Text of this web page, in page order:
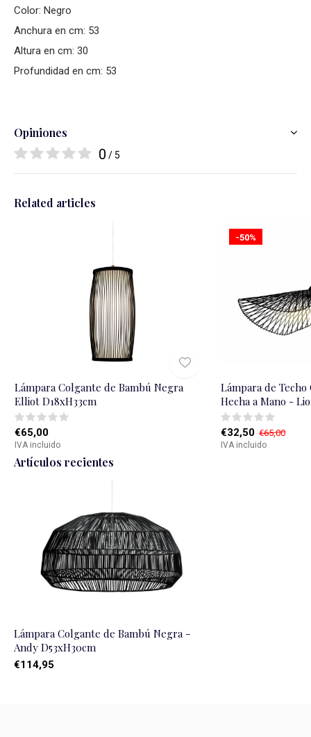
Color: Negro
Anchura en cm: 53
Altura en cm: 30
Profundidad en cm: 53
Opiniones
0 / 5
Related articles
Lámpara Colgante de Bambú Negra
Elliot D18xH33cm
€65,00
IVA incluido
-50%
Lámpara de
Hecha a Mano -
€32,50 €65,00
IVA incluido
Artículos recientes
Lámpara Colgante de Bambú Negra -
Andy D53xH30cm
€114,95